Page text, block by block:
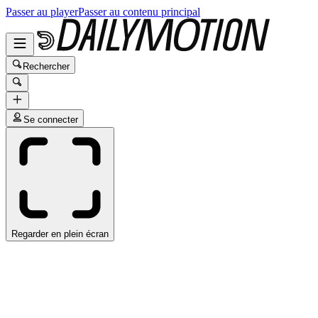
Passer au playerPasser au contenu principal
Rechercher
Se connecter
Regarder en plein écran